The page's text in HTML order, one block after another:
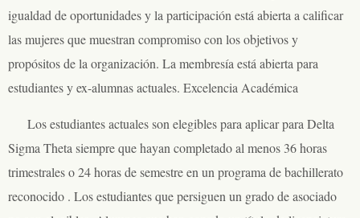
igualdad de oportunidades y la participación está abierta a calificar
las mujeres que muestran compromiso con los objetivos y
propósitos de la organización. La membresía está abierta para
estudiantes y ex-alumnas actuales. Excelencia Académica
Los estudiantes actuales son elegibles para aplicar para Delta
Sigma Theta siempre que hayan completado al menos 36 horas
trimestrales o 24 horas de semestre en un programa de bachillerato
reconocido . Los estudiantes que persiguen un grado de asociado